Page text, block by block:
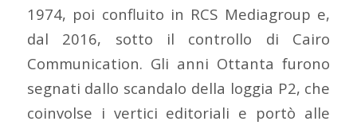
1974, poi confluito in RCS Mediagroup e,
dal 2016, sotto il controllo di Cairo
Communication. Gli anni Ottanta furono
segnati dallo scandalo della loggia P2, che
coinvolse i vertici editoriali e portò alle